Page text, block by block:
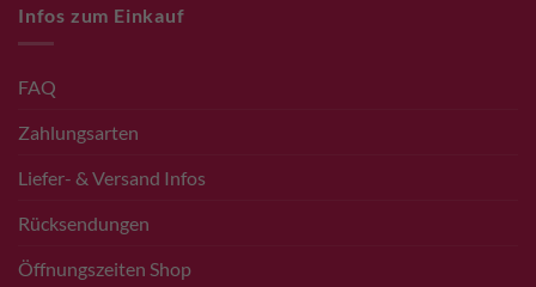
Infos zum Einkauf
FAQ
Zahlungsarten
Liefer- & Versand Infos
Rücksendungen
Öffnungszeiten Shop